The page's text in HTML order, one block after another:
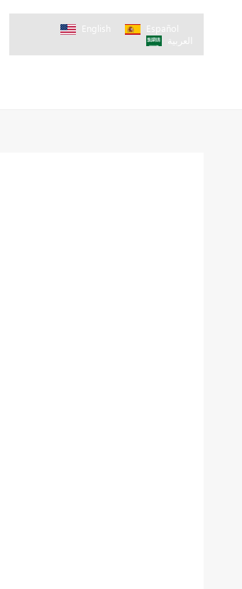
English
Español
العربية